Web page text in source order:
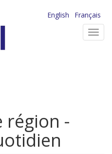
English
Français
région -